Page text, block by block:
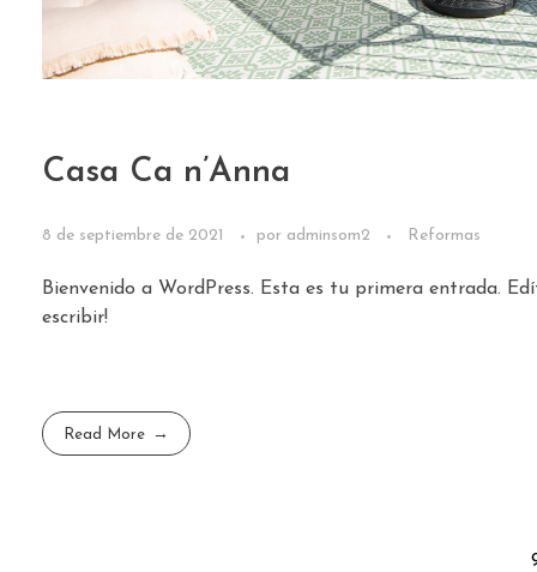
Casa Ca n’Anna
8 de septiembre de 2021 por adminsom2 Reformas
Bienvenido a WordPress. Esta es tu primera entrada.
escribir!
Read More